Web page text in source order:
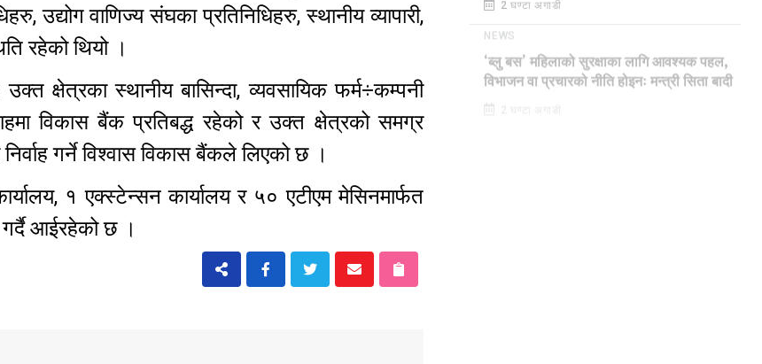
उद्योग वाणिज्य संघका प्रतिनिधिहरु, स्थानीय व्यापारी,
रहेको थियो ।
क्षेत्रका स्थानीय बासिन्दा, व्यवसायिक फर्म÷कम्पनी
विकास बैंक प्रतिबद्ध रहेको र उक्त क्षेत्रको समग्र
गर्ने विश्वास विकास बैंकले लिएको छ ।
१ एक्स्टेन्सन कार्यालय र ५० एटीएम मेसिनमार्फत
आईरहेको छ ।
2 घण्टा अगाडी
‘ब्लु बस’ महिलाको सुरक्षाका लागि आवश्यक पहल,
विभाजन वा प्रचारको नीति होइनः मन्त्री सिता बादी